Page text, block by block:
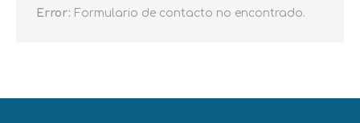
Error: Formulario de contacto no encontrado.